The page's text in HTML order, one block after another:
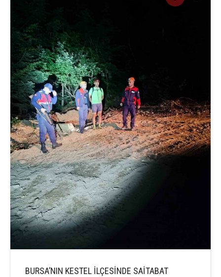
BURSA’NIN KESTEL İLÇESİNDE SAİTABAT